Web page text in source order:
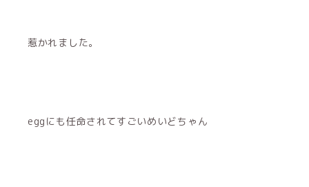
惹かれました。
eggにも任命されてすごいめいどちゃん